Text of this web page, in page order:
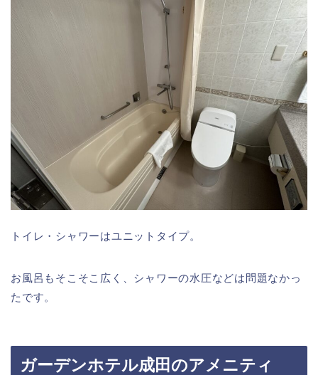
トイレ・シャワーはユニットタイプ。
お風呂もそこそこ広く、シャワーの水圧などは問題なかっ
たです。
ガーデンホテル成田のアメニティ